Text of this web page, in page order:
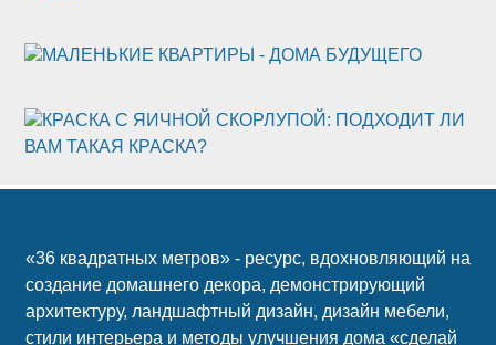
МАЛЕНЬКИЕ КВАРТИРЫ - ДОМА БУДУЩЕГО
КРАСКА С ЯИЧНОЙ СКОРЛУПОЙ: ПОДХОДИТ ЛИ
ВАМ ТАКАЯ КРАСКА?
«36 квадратных метров» - ресурс, вдохновляющий на
создание домашнего декора, демонстрирующий
архитектуру, ландшафтный дизайн, дизайн мебели,
стили интерьера и методы улучшения дома «сделай